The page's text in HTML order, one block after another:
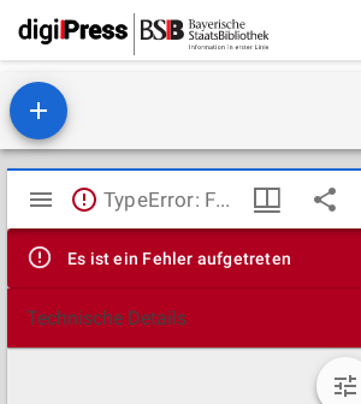
Mirador
Viewer
TypeError: Failed to fetch
Es ist ein Fehler aufgetreten
Technische Details